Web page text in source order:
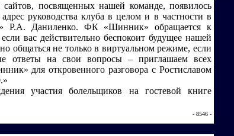
посвященных нашей команде, появилось
руководства клуба в целом и в частности в
Р.А. Даниленко. ФК «Шинник» обращается к
вас действительно беспокоит будущее нашей
общаться не только в виртуальном режиме, если
ответы на свои вопросы – приглашаем всех
для откровенного разговора с Ростиславом
участия болельщиков на гостевой книге
- 8546 -